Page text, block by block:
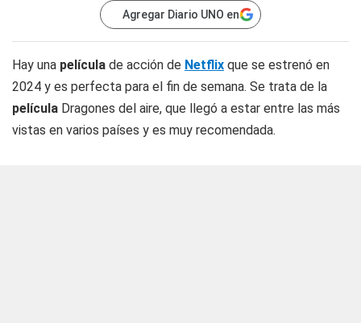
Agregar Diario UNO en
Hay una película de acción de Netflix que se estrenó en
2024 y es perfecta para el fin de semana. Se trata de la
película Dragones del aire, que llegó a estar entre las más
vistas en varios países y es muy recomendada.